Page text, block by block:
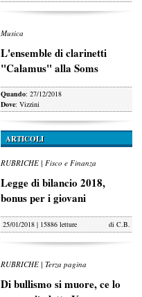
Musica
L'ensemble di clarinetti
"Calamus" alla Soms
Quando: 27/12/2018
Dove: Vizzini
ARTICOLI
RUBRICHE | Fisco e Finanza
Legge di bilancio 2018,
bonus per i giovani
25/01/2018 | 15886 letture di C.B.
RUBRICHE | Terza pagina
Di bullismo si muore, ce lo